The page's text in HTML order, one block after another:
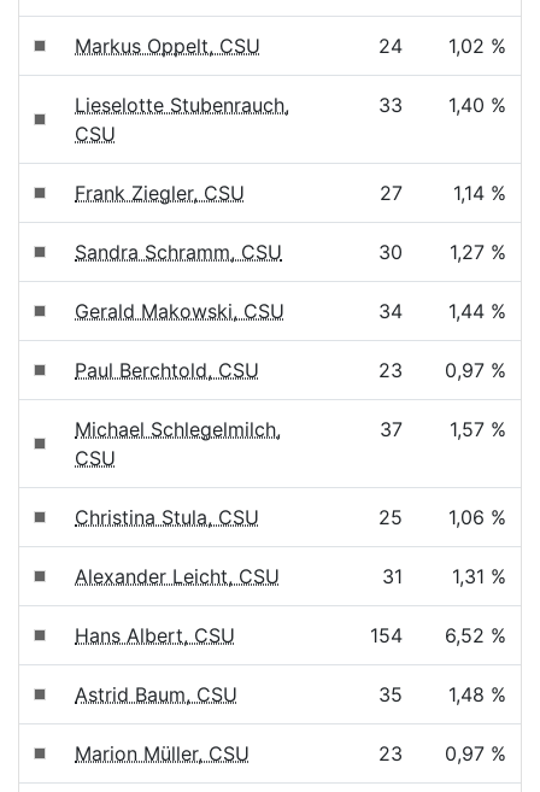
Markus Oppelt, CSU 24 1,02 %
Lieselotte Stubenrauch,
CSU
33 1,40 %
Frank Ziegler, CSU 27 1,14 %
Sandra Schramm, CSU 30 1,27 %
Gerald Makowski, CSU 34 1,44 %
Paul Berchtold, CSU 23 0,97 %
Michael Schlegelmilch,
CSU
37 1,57 %
Christina Stula, CSU 25 1,06 %
Alexander Leicht, CSU 31 1,31 %
Hans Albert, CSU 154 6,52 %
Astrid Baum, CSU 35 1,48 %
Marion Müller, CSU 23 0,97 %